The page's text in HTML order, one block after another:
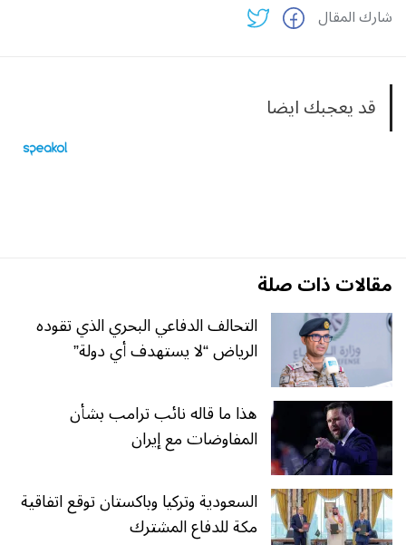
شارك المقال
قد يعجبك ايضا
مقالات ذات صلة
التحالف الدفاعي البحري الذي تقوده
الرياض “لا يستهدف أي دولة”
هذا ما قاله نائب ترامب بشأن
المفاوضات مع إيران
السعودية وتركيا وباكستان توقع اتفاقية
مكة للدفاع المشترك